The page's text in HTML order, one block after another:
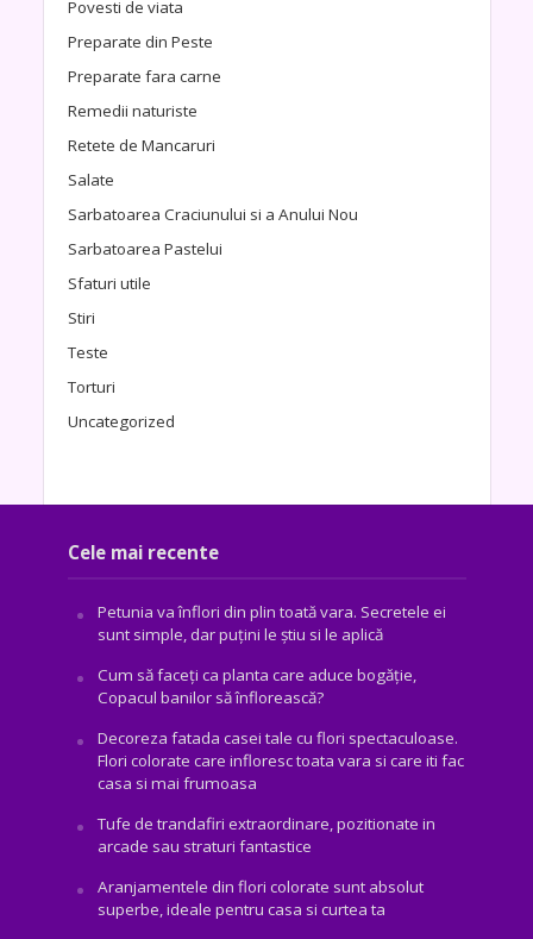
Povesti de viata
Preparate din Peste
Preparate fara carne
Remedii naturiste
Retete de Mancaruri
Salate
Sarbatoarea Craciunului si a Anului Nou
Sarbatoarea Pastelui
Sfaturi utile
Stiri
Teste
Torturi
Uncategorized
Cele mai recente
Petunia va înflori din plin toată vara. Secretele ei
sunt simple, dar puțini le știu si le aplică
Cum să faceți ca planta care aduce bogăţie,
Copacul banilor să înflorească?
Decoreza fatada casei tale cu flori spectaculoase.
Flori colorate care infloresc toata vara si care iti fac
casa si mai frumoasa
Tufe de trandafiri extraordinare, pozitionate in
arcade sau straturi fantastice
Aranjamentele din flori colorate sunt absolut
superbe, ideale pentru casa si curtea ta